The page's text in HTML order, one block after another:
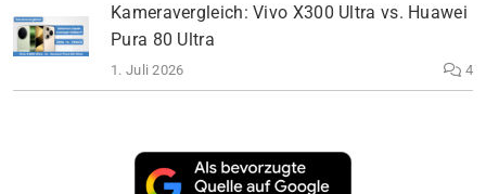
Kameravergleich: Vivo X300 Ultra vs. Huawei
Pura 80 Ultra
1. Juli 2026 4